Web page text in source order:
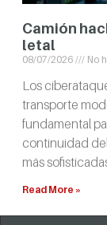
Camión
letal
08/07/2026 No
Los
transporte
fundamental
continuidad
más
Read More »